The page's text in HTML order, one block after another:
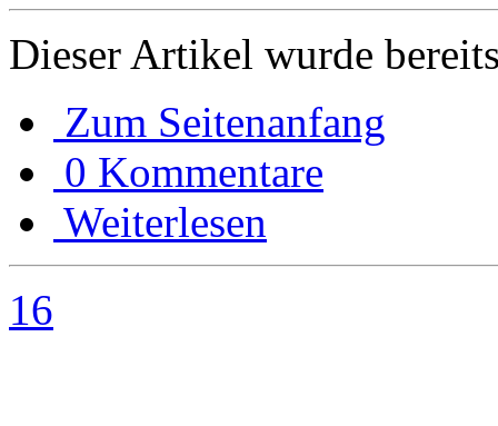
Dieser Artikel wurde
Zum Seitenanfang
0 Kommentare
Weiterlesen
16